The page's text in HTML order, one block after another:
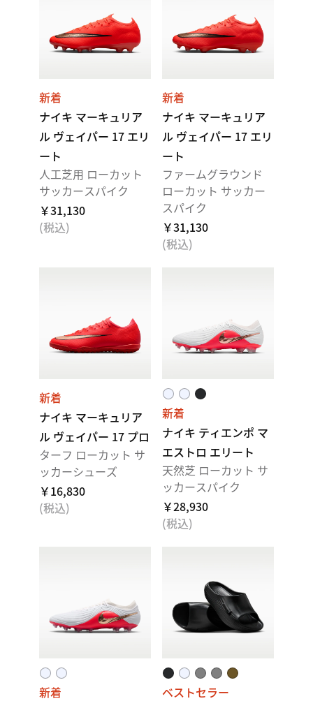
新着
ナイキ マーキュリア
ル ヴェイパー 17 エリ
ート
人工芝用 ローカット
サッカースパイク
￥31,130
(税込)
新着
ナイキ マーキュリア
ル ヴェイパー 17 エリ
ート
ファームグラウンド
ローカット サッカー
スパイク
￥31,130
(税込)
新着
ナイキ マーキュリア
ル ヴェイパー 17 プロ
ターフ ローカット サ
ッカーシューズ
￥16,830
(税込)
新着
ナイキ ティエンポ マ
エストロ エリート
天然芝 ローカット サ
ッカースパイク
￥28,930
(税込)
新着
ベストセラー